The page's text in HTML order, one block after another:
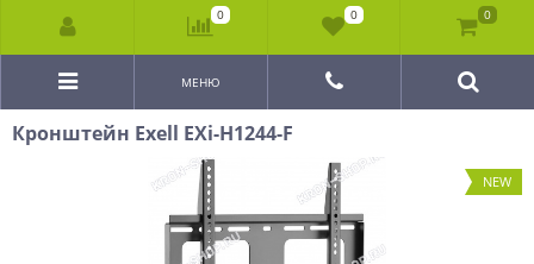
МЕНЮ
Кронштейн Exell EXi-H1244-F
NEW
0 0 0